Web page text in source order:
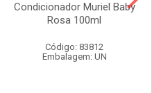
Condicionador Muriel Baby
Rosa 100ml
Código: 83812
Embalagem: UN